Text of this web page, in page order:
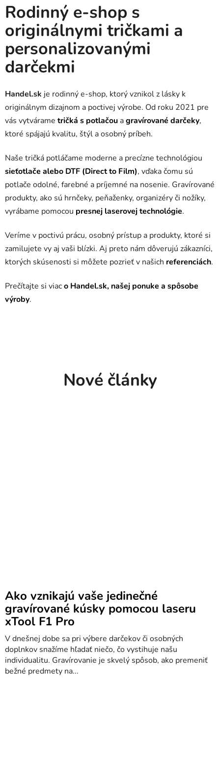
Rodinný e-shop s
originálnymi tričkami a
personalizovanými
darčekmi
Handel.sk je rodinný e-shop, ktorý vznikol z lásky k
originálnym dizajnom a poctivej výrobe. Od roku 2021 pre
vás vytvárame tričká s potlačou agravírované darčeky,
ktoré spájajú kvalitu, štýl a osobný príbeh.
Naše tričká potláčame moderne a precízne technológiou
sieťotlače alebo DTF (Direct to Film), vďaka čomu sú
potlače odolné, farebné a príjemné na nosenie. Gravírované
produkty, ako sú hrnčeky, peňaženky, organizéry či nožíky,
vyrábame pomocou presnej laserovej technológie.
Veríme v poctivú prácu, osobný prístup a produkty, ktoré si
zamilujete vy aj vaši blízki. Aj preto nám dôverujú zákazníci,
ktorých skúsenosti si môžete pozrieť v našich referenciách.
Prečítajte si viaco Handel.sk, našej ponuke a spôsobe
výroby.
Nové články
Ako vznikajú vaše jedinečné
gravírované kúsky pomocou laseru
xTool F1 Pro
V dnešnej dobe sa pri výbere darčekov či osobných
doplnkov snažíme hľadať niečo, čo vystihuje našu
individualitu. Gravírovanie je skvelý spôsob, ako premeniť
bežné predmety na...